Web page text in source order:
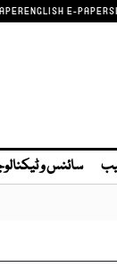
ENGLISH E-PAPER
سائنس و